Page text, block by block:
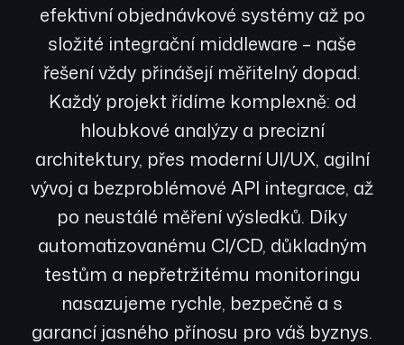
efektivní objednávkové systémy až po
složité integrační middleware – naše
řešení vždy přinášejí měřitelný dopad.
Každý projekt řídíme komplexně: od
hloubkové analýzy a precizní
architektury, přes moderní UI/UX, agilní
vývoj a bezproblémové API integrace, až
po neustálé měření výsledků. Díky
automatizovanému CI/CD, důkladným
testům a nepřetržitému monitoringu
nasazujeme rychle, bezpečně a s
garancí jasného přínosu pro váš byznys.